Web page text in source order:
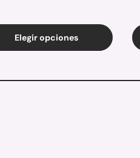
Elegir opciones